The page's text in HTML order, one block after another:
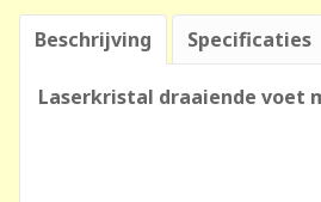
Beschrijving Specificaties
Laserkristal draaiende voet